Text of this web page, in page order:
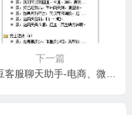
下一篇